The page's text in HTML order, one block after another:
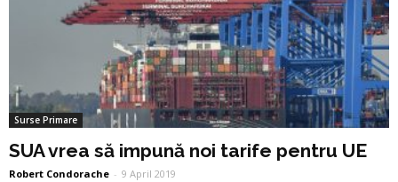
Surse Primare
SUA vrea să impună noi tarife pentru UE
Robert Condorache - 9 April 2019